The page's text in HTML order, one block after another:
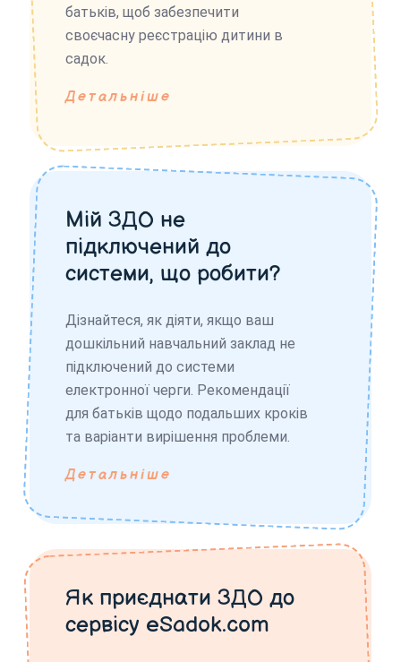
батьків, щоб забезпечити
своєчасну реєстрацію дитини в
садок.
Детальніше
Мій ЗДО не
підключений до
системи, що робити?
Дізнайтеся, як діяти, якщо ваш
дошкільний навчальний заклад не
підключений до системи
електронної черги. Рекомендації
для батьків щодо подальших кроків
та варіанти вирішення проблеми.
Детальніше
Як приєднати ЗДО до
сервісу eSadok.com